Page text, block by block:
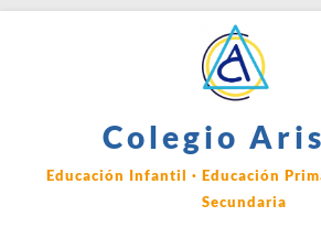
Colegio
Educación Infantil · Educación
Secundaria